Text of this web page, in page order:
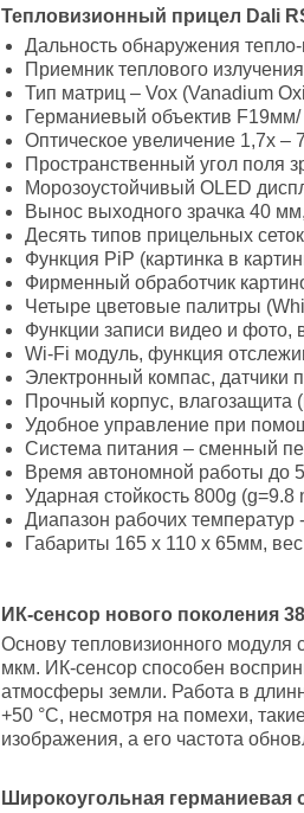
Тепловизионный прицел Dali
Дальность обнаружения
Приемник теплового
Тип матриц – Vox (Vanadium
Германиевый объектив F19мм/
Оптическое увеличение 1,7х –
Пространственный угол поля
Морозоустойчивый OLED
Вынос выходного зрачка 40
Десять типов прицельных
Функция PiP (картинка в
Фирменный обработчик
Четыре цветовые палитры
Функции записи видео и фото,
Wi-Fi модуль, функция
Электронный компас, датчики
Прочный корпус, влагозащита
Удобное управление при
Система питания – сменный
Время автономной работы до
Ударная стойкость 800g
Диапазон рабочих температур
Габариты 165 x 110 x 65мм, вес
ИК-сенсор нового поколения
Основу тепловизионного модуля
мкм. ИК-сенсор способен
атмосферы земли. Работа в
+50 °C, несмотря на помехи,
изображения, а его частота
Широкоугольная германиевая